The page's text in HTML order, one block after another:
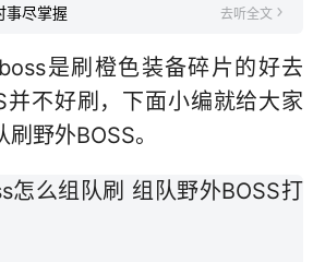
事尽掌握 去听全文
是刷橙色装备碎片的好去
并不好刷，下面小编就给大家
野外BOSS。